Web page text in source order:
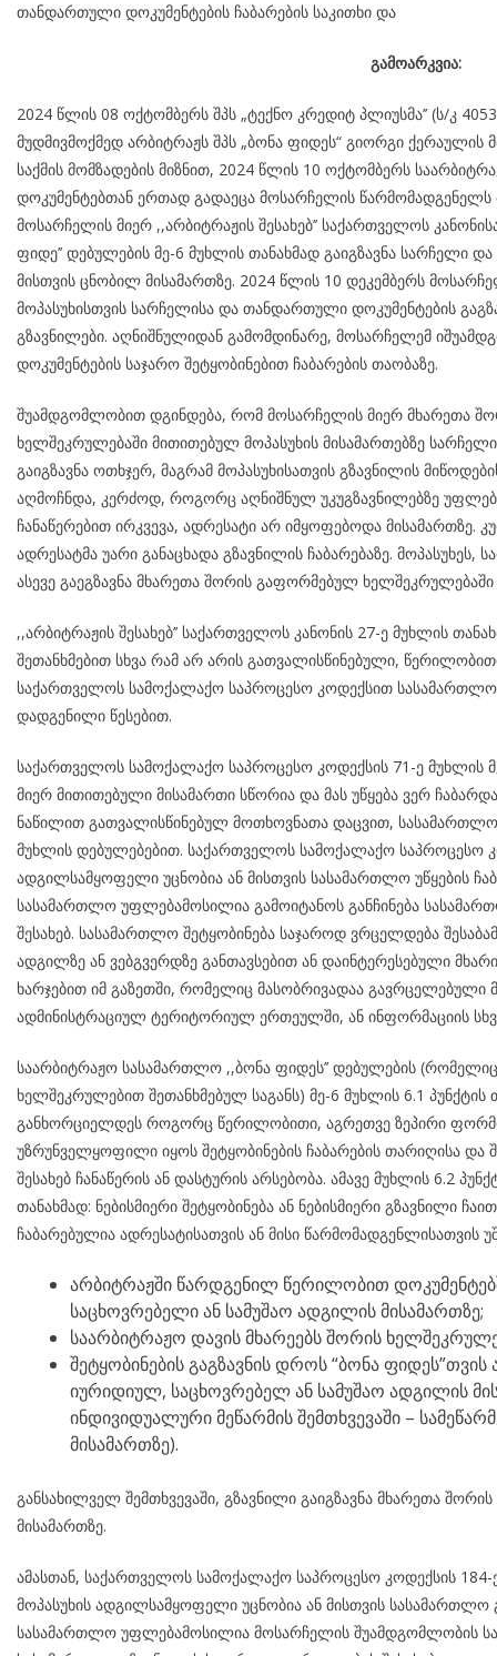
თანდართული დოკუმენტების ჩაბარების საკითხი და
გამოარკვია:
2024 წლის 08 ოქტომბერს შპს „ტექნო კრედიტ პლიუსმა’’ (ს/კ
მუდმივმოქმედ არბიტრაჟს შპს „ბონა ფიდეს“ გიორგი ქერაულის
საქმის მომზადების მიზნით, 2024 წლის 10 ოქტომბერს
დოკუმენტებთან ერთად გადაეცა მოსარჩელის წარმომადგენელს
მოსარჩელის მიერ ,,არბიტრაჟის შესახებ’’ საქართველოს
ფიდე’’ დებულების მე-6 მუხლის თანახმად გაიგზავნა სარჩელი
მისთვის ცნობილ მისამართზე. 2024 წლის 10 დეკემბერს
მოპასუხისთვის სარჩელისა და თანდართული დოკუმენტების
გზავნილები. აღნიშნულიდან გამომდინარე, მოსარჩელემ
დოკუმენტების საჯარო შეტყობინებით ჩაბარების თაობაზე.
შუამდგომლობით დგინდება, რომ მოსარჩელის მიერ მხარეთა
ხელშეკრულებაში მითითებულ მოპასუხის მისამართებზე
გაიგზავნა ოთხჯერ, მაგრამ მოპასუხისათვის გზავნილის
აღმოჩნდა, კერძოდ, როგორც აღნიშნულ უკუგზავნილებზე
ჩანაწერებით ირკვევა, ადრესატი არ იმყოფებოდა მისამართზე.
ადრესატმა უარი განაცხადა გზავნილის ჩაბარებაზე.
ასევე გაეგზავნა მხარეთა შორის გაფორმებულ
,,არბიტრაჟის შესახებ’’ საქართველოს კანონის 27-ე მუხლის
შეთანხმებით სხვა რამ არ არის გათვალისწინებული,
საქართველოს სამოქალაქო საპროცესო კოდექსით სასამართლო
დადგენილი წესებით.
საქართველოს სამოქალაქო საპროცესო კოდექსის 71-ე მუხლის
მიერ მითითებული მისამართი სწორია და მას უწყება ვერ
ნაწილით გათვალისწინებულ მოთხოვნათა დაცვით,
მუხლის დებულებებით. საქართველოს სამოქალაქო საპროცესო
ადგილსამყოფელი უცნობია ან მისთვის სასამართლო უწყების
სასამართლო უფლებამოსილია გამოიტანოს განჩინება
შესახებ. სასამართლო შეტყობინება საჯაროდ ვრცელდება
ადგილზე ან ვებგვერდზე განთავსებით ან დაინტერესებული
ხარჯებით იმ გაზეთში, რომელიც მასობრივადაა გავრცელებული
ადმინისტრაციულ ტერიტორიულ ერთეულში, ან ინფორმაციის
საარბიტრაჟო სასამართლო ,,ბონა ფიდეს’’ დებულების
ხელშეკრულებით შეთანხმებულ საგანს) მე-6 მუხლის 6.1 პუნქტის
განხორციელდეს როგორც წერილობითი, აგრეთვე ზეპირი
უზრუნველყოფილი იყოს შეტყობინების ჩაბარების თარიღისა და
შესახებ ჩანაწერის ან დასტურის არსებობა. ამავე მუხლის 6.2
თანახმად: ნებისმიერი შეტყობინება ან ნებისმიერი გზავნილი
ჩაბარებულია ადრესატისათვის ან მისი
არბიტრაჟში წარდგენილ წერილობით
საცხოვრებელი ან სამუშაო ადგილის მისამართზე;
საარბიტრაჟო დავის მხარეებს შორის
შეტყობინების გაგზავნის დროს “ბონა
იურიდიულ, საცხოვრებელ ან სამუშაო ადგილის
ინდივიდუალური მეწარმის შემთხვევაში –
მისამართზე).
განსახილველ შემთხვევაში, გზავნილი გაიგზავნა მხარეთა
მისამართზე.
ამასთან, საქართველოს სამოქალაქო საპროცესო კოდექსის
მოპასუხის ადგილსამყოფელი უცნობია ან მისთვის სასამართლო
სასამართლო უფლებამოსილია მოსარჩელის შუამდგომლობის